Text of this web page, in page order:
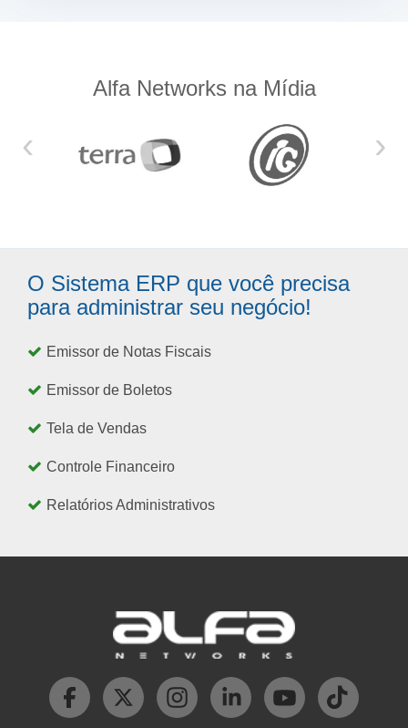
Alfa Networks na Mídia
‹ ›
O Sistema ERP que você precisa
para administrar seu negócio!
Emissor de Notas Fiscais
Emissor de Boletos
Tela de Vendas
Controle Financeiro
Relatórios Administrativos